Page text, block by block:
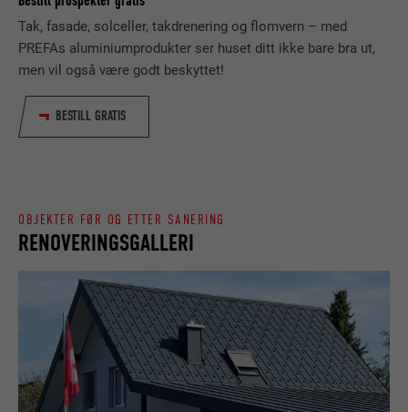
Tak, fasade, solceller, takdrenering og flomvern – med
PREFAs aluminiumprodukter ser huset ditt ikke bare bra ut,
men vil også være godt beskyttet!
BESTILL GRATIS
RENOVERINGSGALLERI
OBJEKTER FØR OG ETTER SANERING
NAVN _gaexp
FORLØP
FORMÅL
Lagrer hvilket språk brukeren har valgt for
nettstedet.
NAVN lang
FORLØP Økt
FORMÅL
NAVN bcookie
TILBYDER LinkedIn